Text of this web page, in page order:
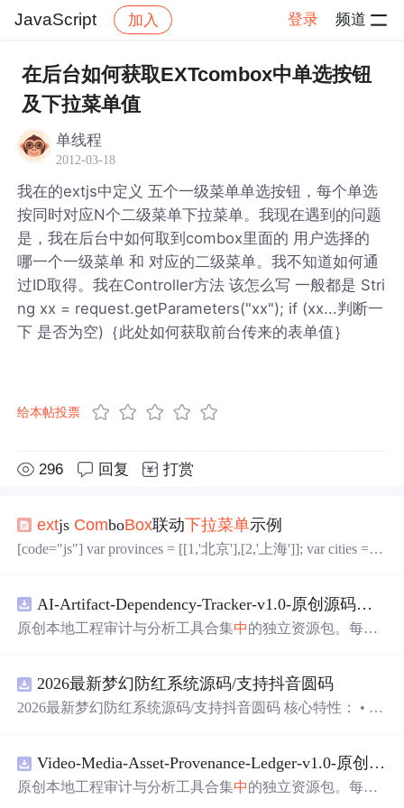
JavaScript 加入 登录 频道
社区 JavaScript
在后台如何获取EXTcombox中单选按钮
及下拉菜单值
单线程
2012-03-18
我在的extjs中定义 五个一级菜单单选按钮，每个单选
按同时对应N个二级菜单下拉菜单。我现在遇到的问题
是，我在后台中如何取到combox里面的 用户选择的
哪一个一级菜单 和 对应的二级菜单。我不知道如何通
过ID取得。我在Controller方法 该怎么写 一般都是 Stri
ng xx = request.getParameters("xx"); if (xx...判断一
下 是否为空)｛此处如何获取前台传来的表单值｝
给本帖投票
296 回复 打赏
extjs ComboBox联动下拉菜单示例
[code="js"] var provinces = [[1,'北京'],[2,'上海']]; var cities = ne
xt.form.Co... AI-Artifact-Dependency-Tracker-v1.0-原创源码与文档.zip
原创本地工程审计与分析工具合集中的独立资源包。每个
README、运行说明、功能清单、MIT License及原创与授
权声明。解压后进入project目录，执行npm test验证算法，
目源码、Logo、官方截图、论文、生产日志或其他受限素
材。适合前端开发、AI应用工程、测试审计和课程实践。
2026最新梦幻防红系统源码/支持抖音圆码
2026最新梦幻防红系统源码/支持抖音圆码 核心特性： • 多
据统计，多维度分析报表 • 积分系统+邀请返利，运营利器
Video-Media-Asset-Provenance-Ledger-v1.0-原创源码与文档.zip
原创本地工程审计与分析工具合集中的独立资源包。每个